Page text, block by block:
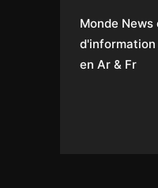
Monde
d'information
en Ar & Fr